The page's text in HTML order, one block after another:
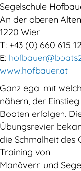
Segelschule
An der oberen
1220 Wien
T: +43 (0) 660 615
E:
www.hofbauer.at
Ganz egal mit
nähern, der
Booten erfolgen.
Übungsrevier
die Schmalheit des
Training von
Manövern und